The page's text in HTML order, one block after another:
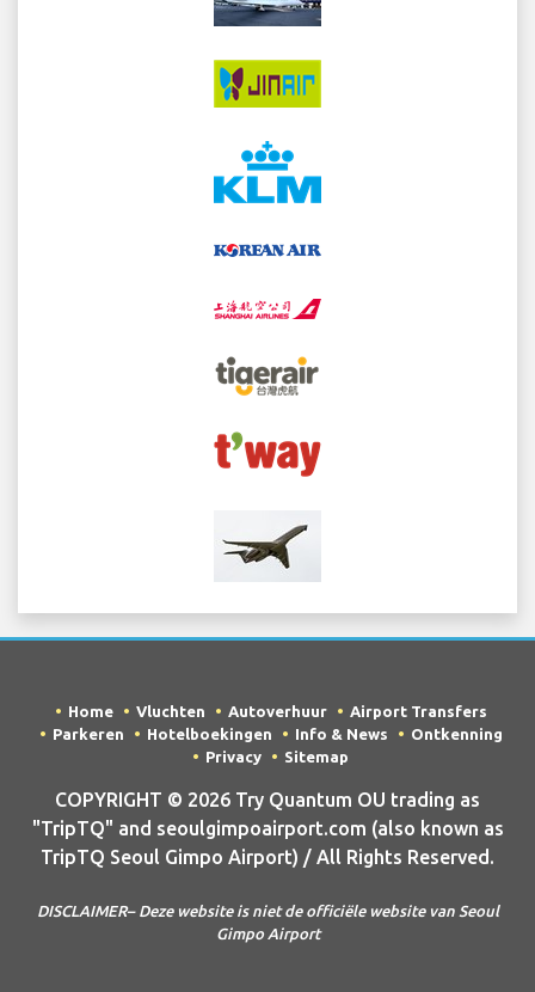
Home Vluchten Autoverhuur
Airport Transfers
Parkeren
Hotelboekingen Info & News
Ontkenning
Privacy
Sitemap
COPYRIGHT © 2026 Try Quantum OU trading as
"TripTQ" and seoulgimpoairport.com (also known as
TripTQ Seoul Gimpo Airport) / All Rights Reserved.
DISCLAIMER– Deze website is niet de officiële website van Seoul
Gimpo Airport